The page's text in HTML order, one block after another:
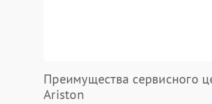
Преимущества сервисного
Ariston